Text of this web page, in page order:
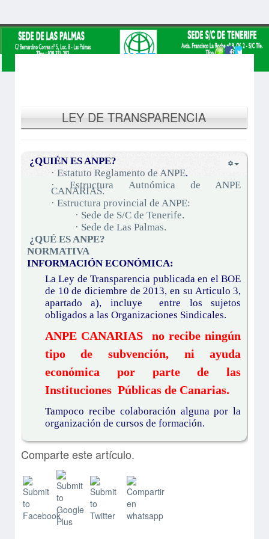
LEY DE TRANSPARENCIA
¿QUIÉN ES ANPE?
· Estatuto Reglamento de ANPE.
· Estructura Autnómica de ANPE
CANARIAS.
· Estructura provincial de ANPE:
· Sede de S/C de Tenerife.
· Sede de Las Palmas.
¿QUÉ ES ANPE?
NORMATIVA
INFORMACIÓN ECONÓMICA:
La Ley de Transparencia publicada en el BOE
de 10 de diciembre de 2013, en su Articulo 3,
apartado a), incluye entre los sujetos
obligados a las Organizaciones Sindicales.
ANPE CANARIAS no recibe ningún
tipo de subvención, ni ayuda
económica por parte de las
Instituciones Públicas de Canarias.
Tampoco recibe colaboración alguna por la
organización de cursos de formación.
Comparte este artículo.